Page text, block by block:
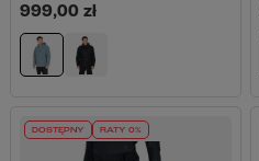
999,00 zł
DOSTĘPNY RATY 0%